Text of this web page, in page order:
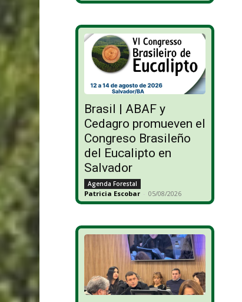
Brasil | ABAF y
Cedagro promueven el
Congreso Brasileño
del Eucalipto en
Salvador
Agenda Forestal
Patricia Escobar - 05/08/2026